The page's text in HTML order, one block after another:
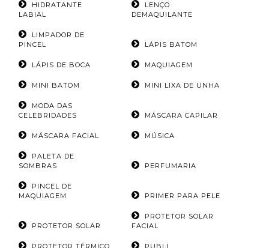
HIDRATANTE
LABIAL
LENÇO
DEMAQUILANTE
LIMPADOR DE
PINCEL
LÁPIS BATOM
LÁPIS DE BOCA MAQUIAGEM
MINI BATOM MINI LIXA DE UNHA
MODA DAS
CELEBRIDADES
MÁSCARA CAPILAR
MÁSCARA FACIAL MÚSICA
PALETA DE
SOMBRAS
PERFUMARIA
PINCEL DE
MAQUIAGEM
PRIMER PARA PELE
PROTETOR SOLAR
PROTETOR SOLAR
FACIAL